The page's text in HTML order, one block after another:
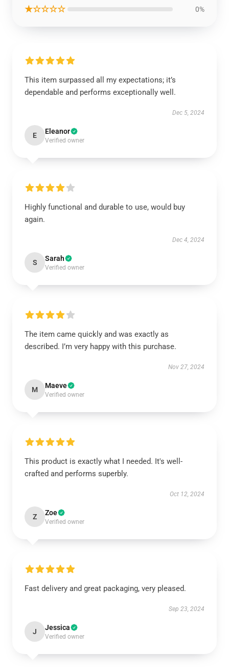
★☆☆☆☆ 0%
This item surpassed all my expectations; it’s
dependable and performs exceptionally well.
Dec 5, 2024
E Eleanor
Verified owner
Highly functional and durable to use, would buy
again.
Dec 4, 2024
S Sarah
Verified owner
The item came quickly and was exactly as
described. I’m very happy with this purchase.
Nov 27, 2024
M Maeve
Verified owner
This product is exactly what I needed. It's well-
crafted and performs superbly.
Oct 12, 2024
Z Zoe
Verified owner
Fast delivery and great packaging, very pleased.
Sep 23, 2024
J Jessica
Verified owner